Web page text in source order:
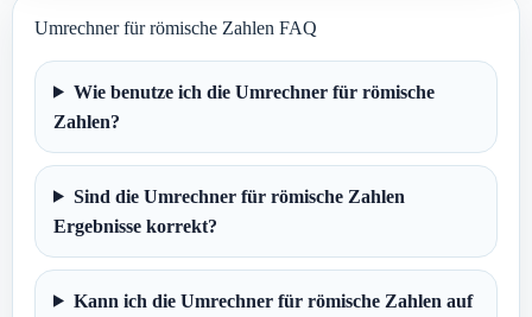
Umrechner für römische Zahlen FAQ
Wie benutze ich die Umrechner für römische
Zahlen?
Sind die Umrechner für römische Zahlen
Ergebnisse korrekt?
Kann ich die Umrechner für römische Zahlen auf